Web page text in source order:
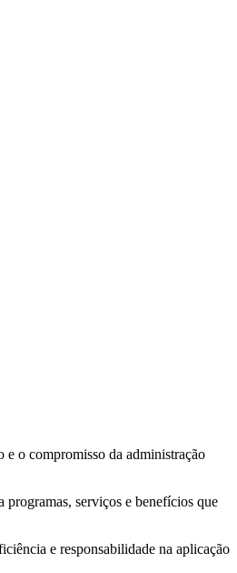
o compromisso da administração
serviços e benefícios que
e responsabilidade na aplicação